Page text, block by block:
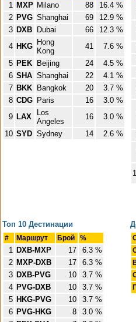
1 MXP Milano 88
16.4 %
2 PVG Shanghai 69
12.9 %
3 DXB Dubai 66
12.3 %
4 HKG Hong
Kong
41
7.6 %
5 PEK Beijing 24
4.5 %
6 SHA Shanghai 22
4.1 %
7 BKK Bangkok 20
3.7 %
8 CDG Paris 16
3.0 %
9 LAX
Los
Angeles
16
3.0 %
10 SYD Sydney 14 2.6 %
Топ 10 Дестинации
# Маршрут Брой %
1 DXB-MXP 17
6.3 %
2 MXP-DXB 17
6.3 %
3 DXB-PVG 10
3.7 %
4 PVG-DXB 10
3.7 %
5 HKG-PVG 10
3.7 %
6 PVG-HKG 8
3.0 %